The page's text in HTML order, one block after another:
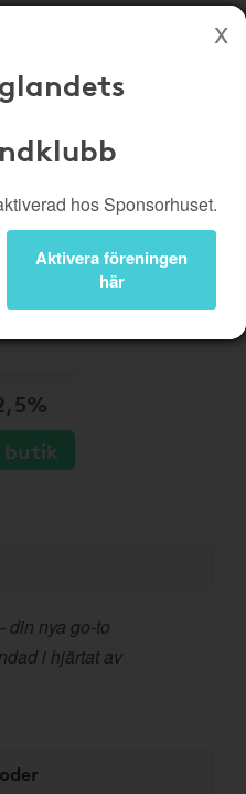
Brukshundklubb
Logga in
hos Sponsorhuset.
Aktivera föreningen
här
butik
din nya go-to
i hjärtat av